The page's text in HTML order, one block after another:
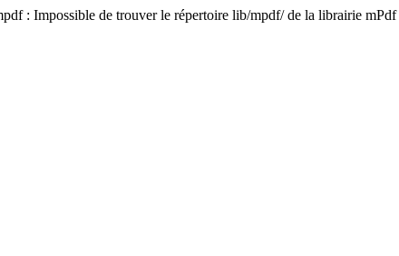
: Impossible de trouver le répertoire lib/mpdf/ de la librairie mPdf